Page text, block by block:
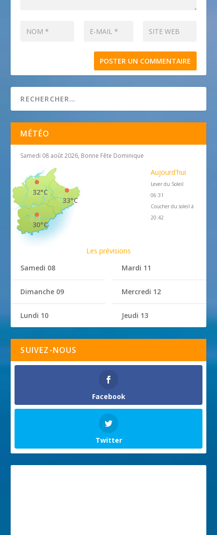
MÉTÉO
Samedi 08 août 2026, Bonne Fête Dominique
33°C
32°C
30°C
Aujourd'hui
Lever du Soleil
06:31
Coucher du soleil à
20:42
Les prévisions
Samedi 08
Dimanche 09
Lundi 10
Mardi 11
Mercredi 12
Jeudi 13
SUIVEZ-NOUS
Facebook
Twitter